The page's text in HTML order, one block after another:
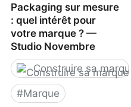
Packaging sur mesure
: quel intérêt pour
votre marque ? —
Studio Novembre
Construire sa marque
#Marque